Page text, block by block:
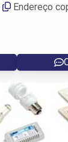
Endereço